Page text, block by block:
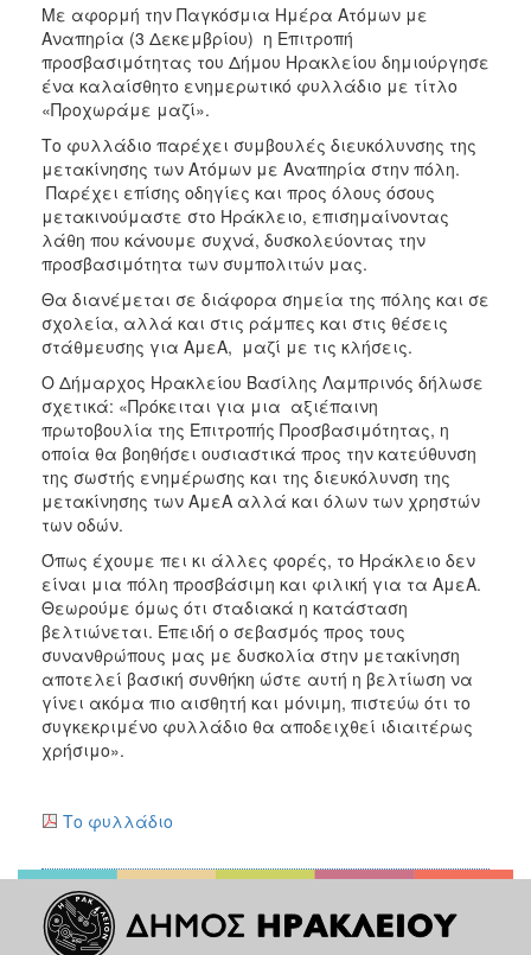
Με αφορμή την Παγκόσμια Ημέρα Ατόμων με
Αναπηρία (3 Δεκεμβρίου) η Επιτροπή
προσβασιμότητας του Δήμου Ηρακλείου δημιούργησε
ένα καλαίσθητο ενημερωτικό φυλλάδιο με τίτλο
«Προχωράμε μαζί».
Το φυλλάδιο παρέχει συμβουλές διευκόλυνσης της
μετακίνησης των Ατόμων με Αναπηρία στην πόλη.
Παρέχει επίσης οδηγίες και προς όλους όσους
μετακινούμαστε στο Ηράκλειο, επισημαίνοντας
λάθη που κάνουμε συχνά, δυσκολεύοντας την
προσβασιμότητα των συμπολιτών μας.
Θα διανέμεται σε διάφορα σημεία της πόλης και σε
σχολεία, αλλά και στις ράμπες και στις θέσεις
στάθμευσης για ΑμεΑ, μαζί με τις κλήσεις.
Ο Δήμαρχος Ηρακλείου Βασίλης Λαμπρινός δήλωσε
σχετικά: «Πρόκειται για μια αξιέπαινη
πρωτοβουλία της Επιτροπής Προσβασιμότητας, η
οποία θα βοηθήσει ουσιαστικά προς την κατεύθυνση
της σωστής ενημέρωσης και της διευκόλυνση της
μετακίνησης των ΑμεΑ αλλά και όλων των χρηστών
των οδών.
Όπως έχουμε πει κι άλλες φορές, το Ηράκλειο δεν
είναι μια πόλη προσβάσιμη και φιλική για τα ΑμεΑ.
Θεωρούμε όμως ότι σταδιακά η κατάσταση
βελτιώνεται. Επειδή ο σεβασμός προς τους
συνανθρώπους μας με δυσκολία στην μετακίνηση
αποτελεί βασική συνθήκη ώστε αυτή η βελτίωση να
γίνει ακόμα πιο αισθητή και μόνιμη, πιστεύω ότι το
συγκεκριμένο φυλλάδιο θα αποδειχθεί ιδιαιτέρως
χρήσιμο».
Το φυλλάδιο